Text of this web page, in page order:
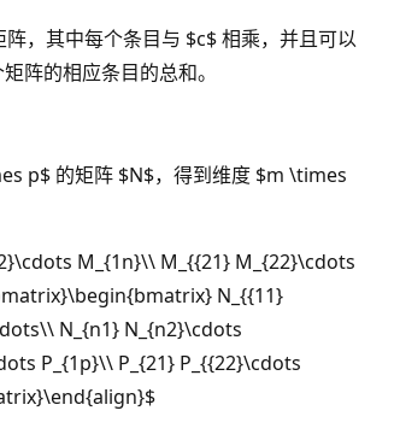
，其中每个条目与 $c$ 相乘，并且可以
阵的相应条目的总和。
p$ 的矩阵 $N$，得到维度 $m \times
M_{1n}\\ M_{{21} M_{22}\cdots
N_{{11}
N_{n1} N_{n2}\cdots
P_{1p}\\ P_{21} P_{{22}\cdots